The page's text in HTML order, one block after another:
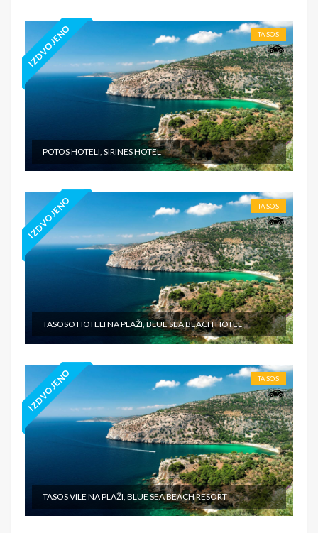
IZDVOJENO TASOS
POTOS HOTELI, SIRINES HOTEL
IZDVOJENO TASOS
TASOSO HOTELI NA PLAŽI, BLUE SEA BEACH HOTEL
IZDVOJENO TASOS
TASOS VILE NA PLAŽI, BLUE SEA BEACH RESORT